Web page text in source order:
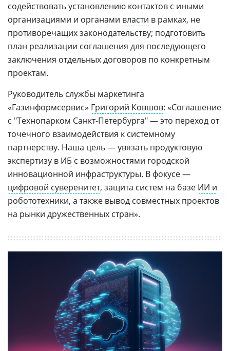
содействовать установлению контактов с иными
организациями и органами власти в рамках, не
противоречащих законодательству; подготовить
план реализации соглашения для последующего
заключения отдельных договоров по конкретным
проектам.
Руководитель службы маркетинга
«Газинформсервис» Григорий Ковшов: «Соглашение
с "Технопарком Санкт-Петербурга" — это переход от
точечного взаимодействия к системному
партнерству. Наша цель — увязать продуктовую
экспертизу в ИБ с возможностями городской
инновационной инфраструктуры. В фокусе —
цифровой суверенитет, защита систем на базе ИИ и
робототехники, а также вывод совместных проектов
на рынки дружественных стран».